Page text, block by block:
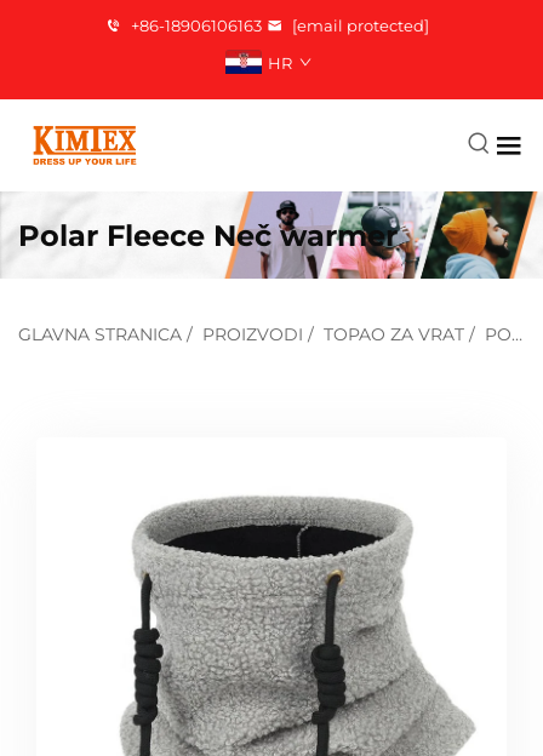
+86-18906106163
[email protected]
HR
Polar Fleece Neč warmer
GLAVNA STRANICA / PROIZVODI / TOPAO ZA VRAT / POLARNA VRATNA RUKAVICA